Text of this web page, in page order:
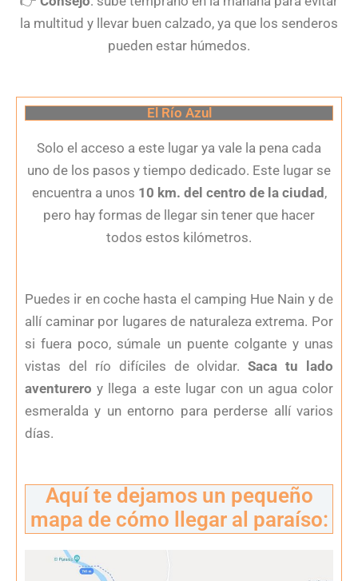
la multitud y llevar buen calzado, ya que los senderos
pueden estar húmedos.
El Río Azul
Solo el acceso a este lugar ya vale la pena cada
uno de los pasos y tiempo dedicado. Este lugar se
encuentra a unos 10 km. del centro de la ciudad,
pero hay formas de llegar sin tener que hacer
todos estos kilómetros.
Puedes ir en coche hasta el camping Hue Nain y de
allí caminar por lugares de naturaleza extrema. Por
si fuera poco, súmale un puente colgante y unas
vistas del río difíciles de olvidar.Saca tu lado
aventurero y llega a este lugar con un agua color
esmeralda y un entorno para perderse allí varios
días.
Aquí te dejamos un pequeño
mapa de cómo llegar al paraíso: